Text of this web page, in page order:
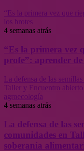
“Es la primera vez que
los brotes
4 semanas atrás
“Es la primera vez
profe”: aprender
La defensa de las
Taller y Encuentro
agroecología
4 semanas atrás
La defensa de las
comunidades en
soberanía